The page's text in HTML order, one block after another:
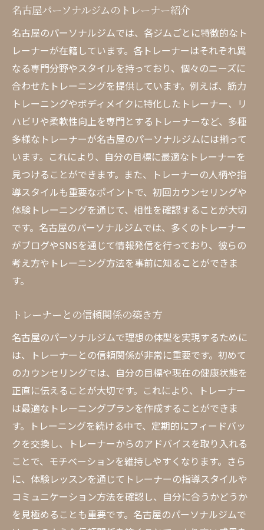
名古屋パーソナルジムのトレーナー紹介
名古屋のパーソナルジムでは、各ジムごとに特徴的なト
レーナーが在籍しています。各トレーナーはそれぞれ異
なる専門分野やスタイルを持っており、個々のニーズに
合わせたトレーニングを提供しています。例えば、筋力
トレーニングやボディメイクに特化したトレーナー、リ
ハビリや柔軟性向上を専門とするトレーナーなど、多種
多様なトレーナーが名古屋のパーソナルジムには揃って
います。これにより、自分の目標に最適なトレーナーを
見つけることができます。また、トレーナーの人柄や指
導スタイルも重要なポイントで、初回カウンセリングや
体験トレーニングを通じて、相性を確認することが大切
です。名古屋のパーソナルジムでは、多くのトレーナー
がブログやSNSを通じて情報発信を行っており、彼らの
考え方やトレーニング方法を事前に知ることができま
す。
トレーナーとの信頼関係の築き方
名古屋のパーソナルジムで理想の体型を実現するために
は、トレーナーとの信頼関係が非常に重要です。初めて
のカウンセリングでは、自分の目標や現在の健康状態を
正直に伝えることが大切です。これにより、トレーナー
は最適なトレーニングプランを作成することができま
す。トレーニングを続ける中で、定期的にフィードバッ
クを交換し、トレーナーからのアドバイスを取り入れる
ことで、モチベーションを維持しやすくなります。さら
に、体験レッスンを通じてトレーナーの指導スタイルや
コミュニケーション方法を確認し、自分に合うかどうか
を見極めることも重要です。名古屋のパーソナルジムで